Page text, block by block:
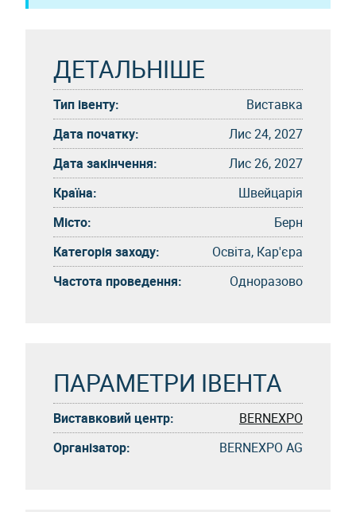
ДЕТАЛЬНІШЕ
Тип івенту:
Виставка
Дата початку:
Лис 24, 2027
Дата закінчення:
Лис 26, 2027
Країна:
Швейцарія
Місто:
Берн
Категорія заходу:
Освіта, Кар'єра
Частота проведення:
Одноразово
ПАРАМЕТРИ ІВЕНТА
Виставковий центр:
BERNEXPO
Організатор:
BERNEXPO AG